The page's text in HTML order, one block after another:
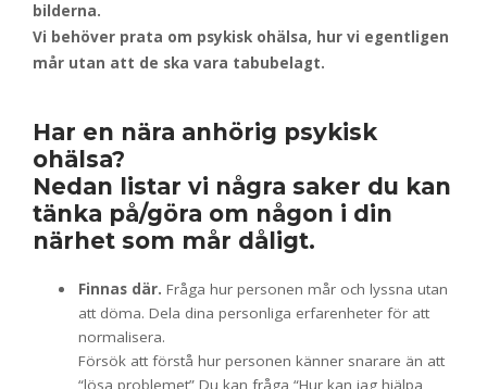
bilderna.
Vi behöver prata om psykisk ohälsa, hur vi egentligen
mår utan att de ska vara tabubelagt.
Har en nära anhörig psykisk
ohälsa?
Nedan listar vi några saker du kan
tänka på/göra om någon i din
närhet som mår dåligt.
Finnas där. Fråga hur personen mår och lyssna utan
att döma. Dela dina personliga erfarenheter för att
normalisera.
Försök att förstå hur personen känner snarare än att
“lösa problemet” Du kan fråga “Hur kan jag hjälpa